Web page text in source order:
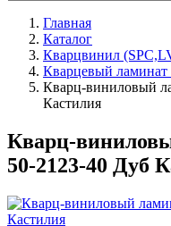
Главная
Каталог
Кварцвинил
Кварцевый ламинат
Кварц-виниловый
Кастилия
Кварц-
50-2123-40 Дуб